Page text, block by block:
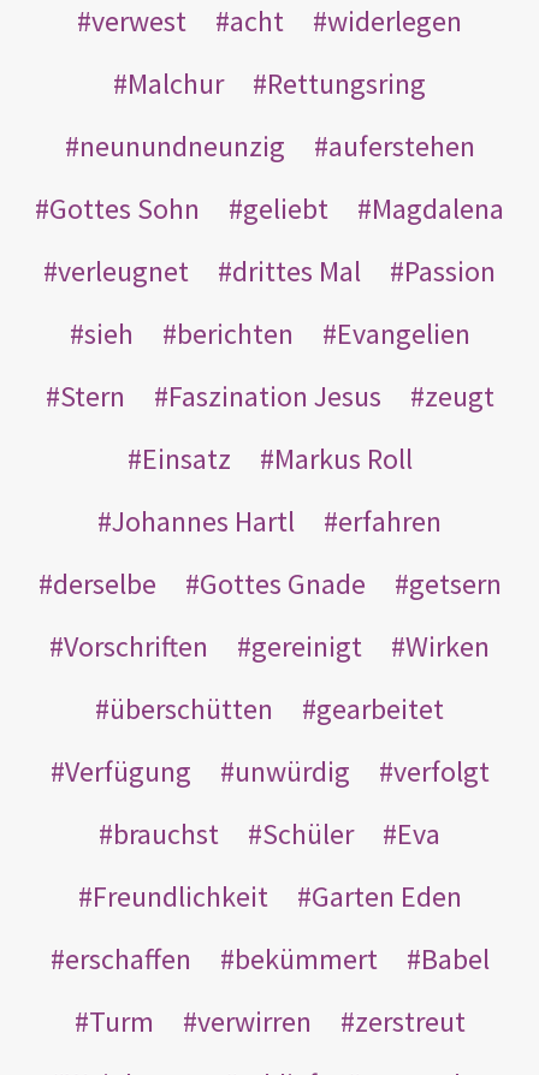
verwest
acht
widerlegen
Malchur
Rettungsring
neunundneunzig
auferstehen
Gottes Sohn
geliebt
Magdalena
verleugnet
drittes Mal
Passion
sieh
berichten
Evangelien
Stern
Faszination Jesus
zeugt
Einsatz
Markus Roll
Johannes Hartl
erfahren
derselbe
Gottes Gnade
getsern
Vorschriften
gereinigt
Wirken
überschütten
gearbeitet
Verfügung
unwürdig
verfolgt
brauchst
Schüler
Eva
Freundlichkeit
Garten Eden
erschaffen
bekümmert
Babel
Turm
verwirren
zerstreut